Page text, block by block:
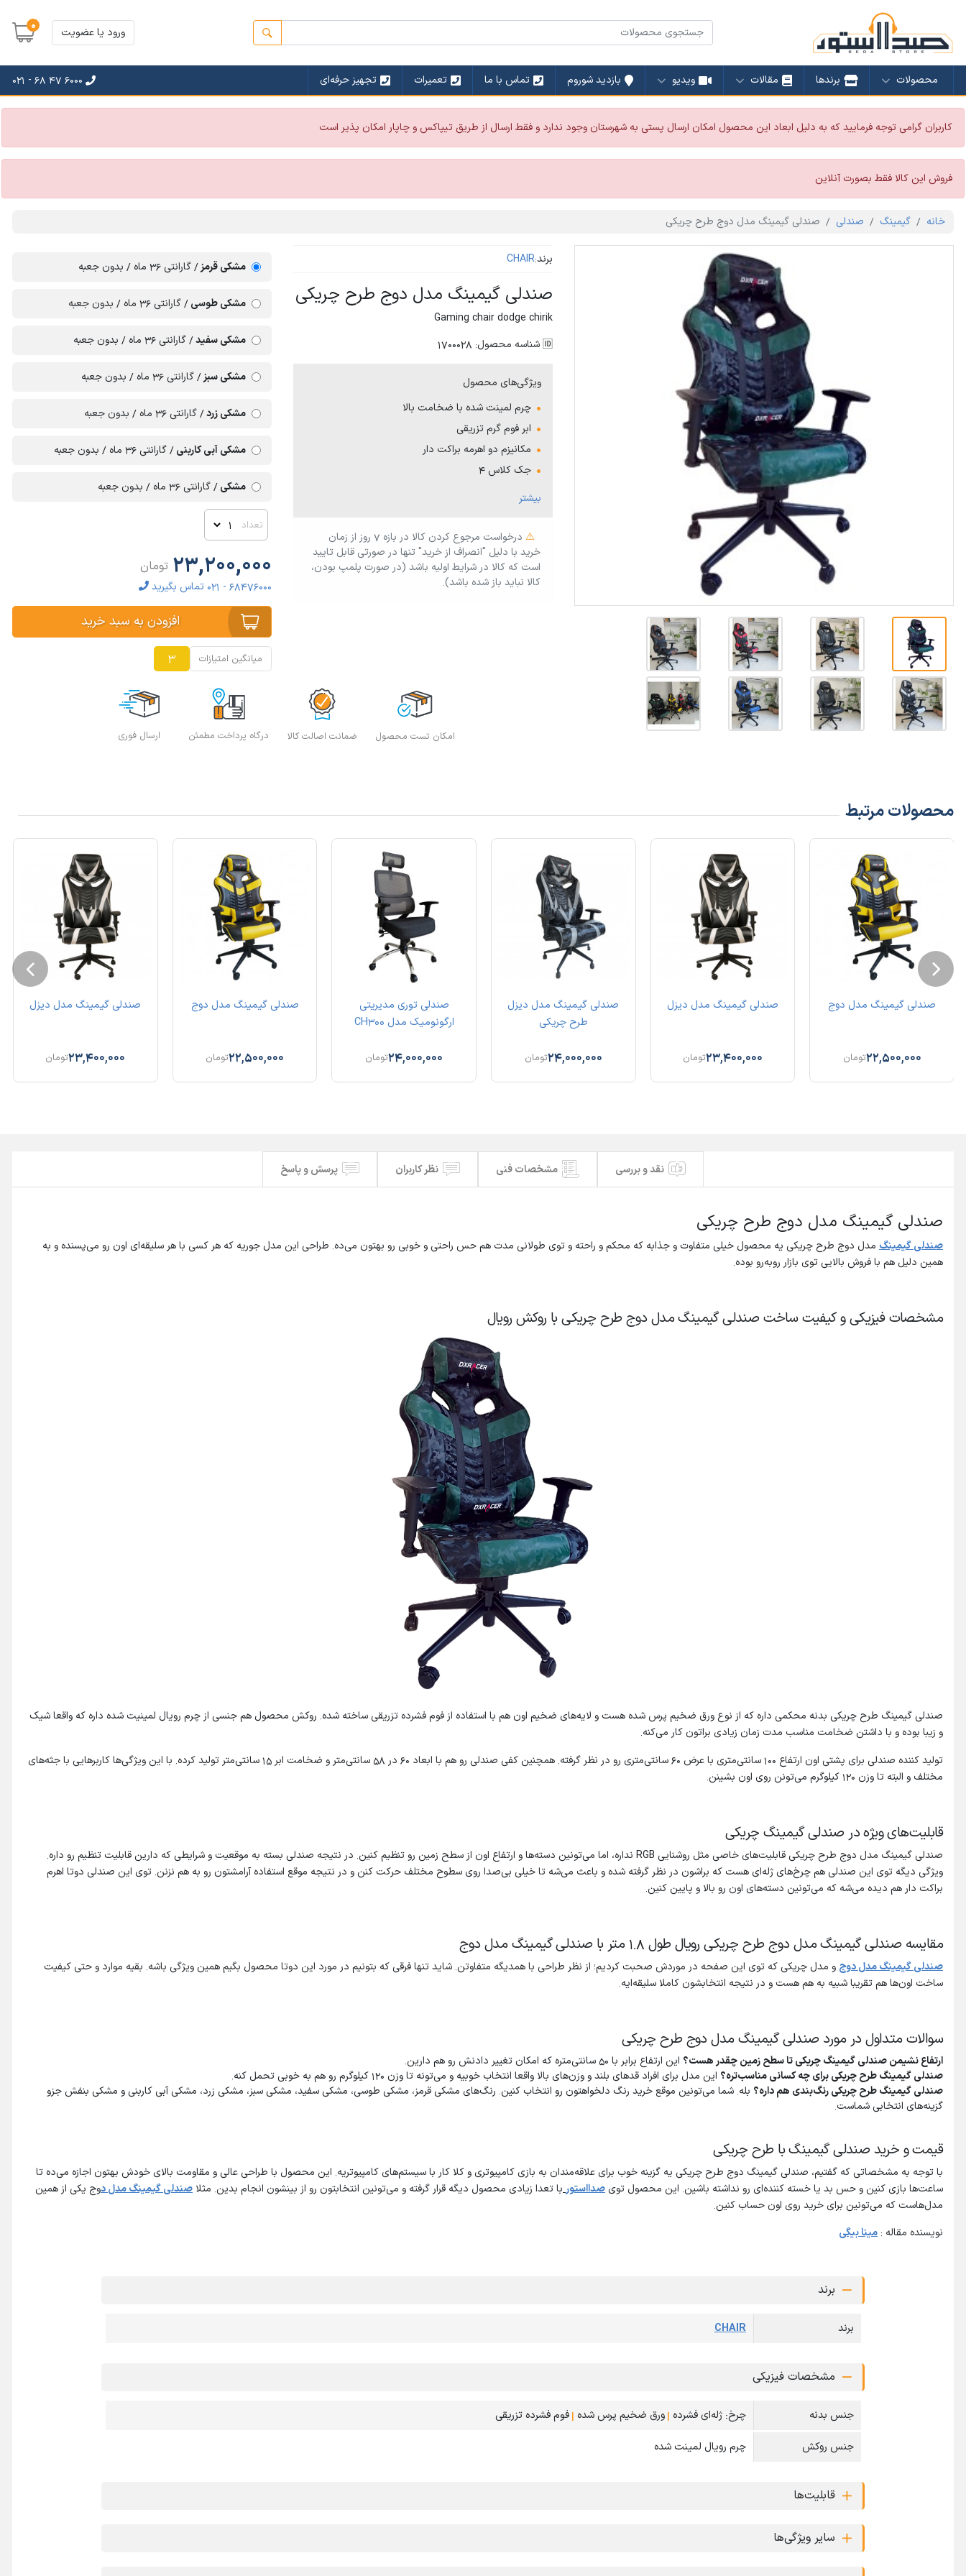
ورود یا عضویت 0
محصولات برندها مقالات ویدیو بازدید شوروم تماس با ما تعمیرات تجهیز حرفه‌ای 021 - 68 47 6000
کاربران گرامی توجه فرمایید که به دلیل ابعاد این محصول امکان ارسال پستی به شهرستان وجود ندارد و فقط ارسال از طریق تیپاکس و چاپار امکان پذیر است
فروش این کالا فقط بصورت آنلاین
خانه گیمینگ صندلی صندلی گیمینگ مدل دوج طرح چریکی
برند:CHAIR
صندلی گیمینگ مدل دوج طرح چریکی
Gaming chair dodge chirik
🆔 شناسه محصول: 1700028
ویژگی‌های محصول
چرم لمینت شده با ضخامت بالا
ابر فوم گرم تزریقی
مکانیزم دو اهرمه براکت دار
جک کلاس ۴
پایه ورقی و چرخ ژله ای بدون صدا
ارتفاع پشتی ۱۰۰ عرض پشتی ۶۰
کف صندلی ۶۰ در ۵۸ با ضخامت ابر ۱۵ سانت
ارتفاع از نشیمن تا زمین ۵۰
بیشتر
⚠️
درخواست مرجوع کردن کالا در بازه ۷ روز از زمان
خرید با دلیل "انصراف از خرید" تنها در صورتی قابل تایید
است که کالا در شرایط اولیه باشد (در صورت پلمپ بودن،
کالا نباید باز شده باشد).
مشکی قرمز گارانتی 36 ماه بدون جعبه
مشکی طوسی گارانتی 36 ماه بدون جعبه
مشکی سفید گارانتی 36 ماه بدون جعبه
مشکی سبز گارانتی 36 ماه بدون جعبه
مشکی زرد گارانتی 36 ماه بدون جعبه
مشکی آبی کاربنی گارانتی 36 ماه بدون جعبه
مشکی گارانتی 36 ماه بدون جعبه
تعداد
23,200,000 تومان
68476000 - 021 تماس بگیرید
افزودن به سبد خرید
میانگین امتیازات 3
امکان تست محصول ضمانت اصالت کالا درگاه پرداخت مطمئن ارسال فوری
محصولات مرتبط
صندلی گیمینگ مدل دوج
22,500,000تومان
صندلی گیمینگ مدل دیزل
23,400,000تومان
صندلی گیمینگ مدل دیزل
طرح چریکی
24,000,000تومان
صندلی توری مدیریتی
ارگونومیک مدل CH300
24,000,000تومان
صندلی گیمینگ مدل دوج
22,500,000تومان
صندلی گیمینگ مدل دیزل
23,400,000تومان
نقد و بررسی مشخصات فنی نظر کاربران پرسش و پاسخ
صندلی گیمینگ مدل دوج طرح چریکی
صندلیگیمینگ مدل دوج طرح چریکی یه محصول خیلی متفاوت و جذابه که محکم و راحته و توی طولانی مدت هم حس راحتی و خوبی رو بهتون می‌ده. طراحی این مدل جوریه که هر کسی با هر سلیقه‌ای اون رو می‌پسنده و به
همین دلیل هم با فروش بالایی توی بازار روبه‌رو بوده.
مشخصات فیزیکی و کیفیت ساخت صندلی گیمینگ مدل دوج طرح چریکی با روکش رویال
صندلی گیمینگ طرح چریکی بدنه محکمی داره که از نوع ورق ضخیم پرس شده هست و لایه‌های ضخیم اون هم با استفاده از فوم فشرده تزریقی ساخته شده. روکش محصول هم جنسی از چرم رویال لمینیت شده داره که واقعا شیک
و زیبا بوده و با داشتن ضخامت مناسب مدت زمان زیادی براتون کار می‌کنه.
تولید کننده صندلی برای پشتی اون ارتفاع 100 سانتی‌متری با عرض 60 سانتی‌متری رو در نظر گرفته. همچنین کفی صندلی رو هم با ابعاد ۶۰ در ۵۸ سانتی‌متر و ضخامت ابر ۱۵ سانتی‌متر تولید کرده. با این ویژگی‌ها کاربرهایی با جثه‌های
مختلف و البته تا وزن 120 کیلوگرم می‌تونن روی اون بشینن.
قابلیت‌های ویژه در صندلی گیمینگ چریکی
صندلی گیمینگ مدل دوج طرح چریکی قابلیت‌های خاصی مثل روشنایی RGB نداره، اما می‌تونین دسته‌ها و ارتفاع اون از سطح زمین رو تنظیم کنین. در نتیجه صندلی بسته به موقعیت و شرایطی که دارین قابلیت تنظیم رو داره.
ویژگی دیگه توی این صندلی هم چرخ‌های ژله‌ای هست که براشون در نظر گرفته شده و باعث می‌شه تا خیلی بی‌صدا روی سطوح مختلف حرکت کنن و در نتیجه موقع استفاده آرامشتون رو به هم نزنن. توی این صندلی دوتا اهرم
براکت دار هم دیده می‌شه که می‌تونین دسته‌های اون رو بالا و پایین کنین.
مقایسه صندلی گیمینگ مدل دوج طرح چریکی رویال طول 1.8 متر با صندلی گیمینگ مدل دوج
صندلیگیمینگمدلدوج و مدل چریکی که توی این صفحه در موردش صحبت کردیم؛ از نظر طراحی با همدیگه متفاوتن. شاید تنها فرقی که بتونیم در مورد این دوتا محصول بگیم همین ویژگی باشه. بقیه موارد و حتی کیفیت
ساخت اون‌ها هم تقریبا شبیه به هم هست و در نتیجه انتخابشون کاملا سلیقه‌ایه.
سوالات متداول در مورد صندلی گیمینگ مدل دوج طرح چریکی
ارتفاع نشیمن صندلی گیمینگ چریکی تا سطح زمین چقدر هست؟ این ارتفاع برابر با 50 سانتی‌متره که امکان تغییر دادنش رو هم دارین.
صندلی گیمینگ طرح چریکی برای چه کسانی مناسب‌تره؟ این مدل برای افراد قدهای بلند و وزن‌های بالا واقعا انتخاب خوبیه و می‌تونه تا وزن 120 کیلوگرم رو هم به خوبی تحمل کنه.
صندلی گیمینگ طرح چریکی رنگ‌بندی هم داره؟ بله. شما می‌تونین موقع خرید رنگ دلخواهتون رو انتخاب کنین. رنگ‌های مشکی قرمز، مشکی طوسی، مشکی سفید، مشکی سبز، مشکی زرد، مشکی آبی کاربنی و مشکی بنفش جزو
گزینه‌های انتخابی شماست.
قیمت و خرید صندلی گیمینگ با طرح چریکی
با توجه به مشخصاتی که گفتیم، صندلی گیمینگ دوج طرح چریکی یه گزینه خوب برای علاقه‌مندان به بازی کامپیوتری و کلا کار با سیستم‌های کامپیوتریه. این محصول با طراحی عالی و مقاومت بالای خودش بهتون اجازه می‌ده تا
ساعت‌ها بازی کنین و حس بد یا خسته کننده‌ای رو نداشته باشین. این محصول توی صدااستور با تعدا زیادی محصول دیگه قرار گرفته و می‌تونین انتخابتون رو از بینشون انجام بدین. مثلا صندلیگیمینگمدلدوج یکی از همین
مدل‌هاست که می‌تونین برای خرید روی اون حساب کنین.
نویسنده مقاله : مینا بیگی
برند
برند CHAIR
مشخصات فیزیکی
جنس بدنه چرخ: ژله‌ای فشرده |ورق ضخیم پرس شده |فوم فشرده تزریقی
جنس روکش چرم رویال لمینت شده
قابلیت‌ها
سایر ویژگی‌ها